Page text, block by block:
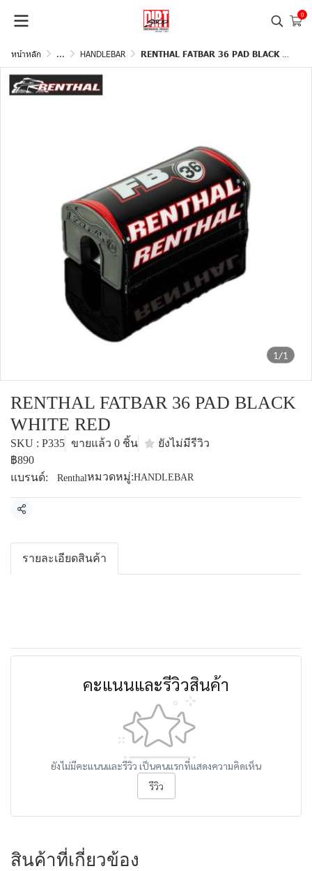
0
หน้าหลัก ... HANDLEBAR RENTHAL FATBAR 36 PAD BLACK WHITE RED
1/1
RENTHAL FATBAR 36 PAD BLACK
WHITE RED
SKU : P335 ขายแล้ว 0 ชิ้น
ยังไม่มีรีวิว
฿890
แบรนด์:
Renthalหมวดหมู่:HANDLEBAR
แชร์
รายละเอียดสินค้า
คะแนนและรีวิวสินค้า
ยังไม่มีคะแนนและรีวิว เป็นคนแรกที่แสดงความคิดเห็น
รีวิว
สินค้าที่เกี่ยวข้อง